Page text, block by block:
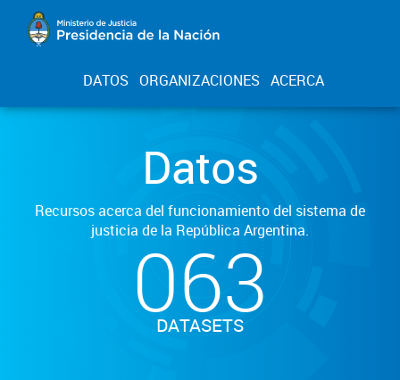
DATOS ORGANIZACIONES ACERCA
Datos
Recursos acerca del funcionamiento del sistema de
justicia de la República Argentina.
063
DATASETS